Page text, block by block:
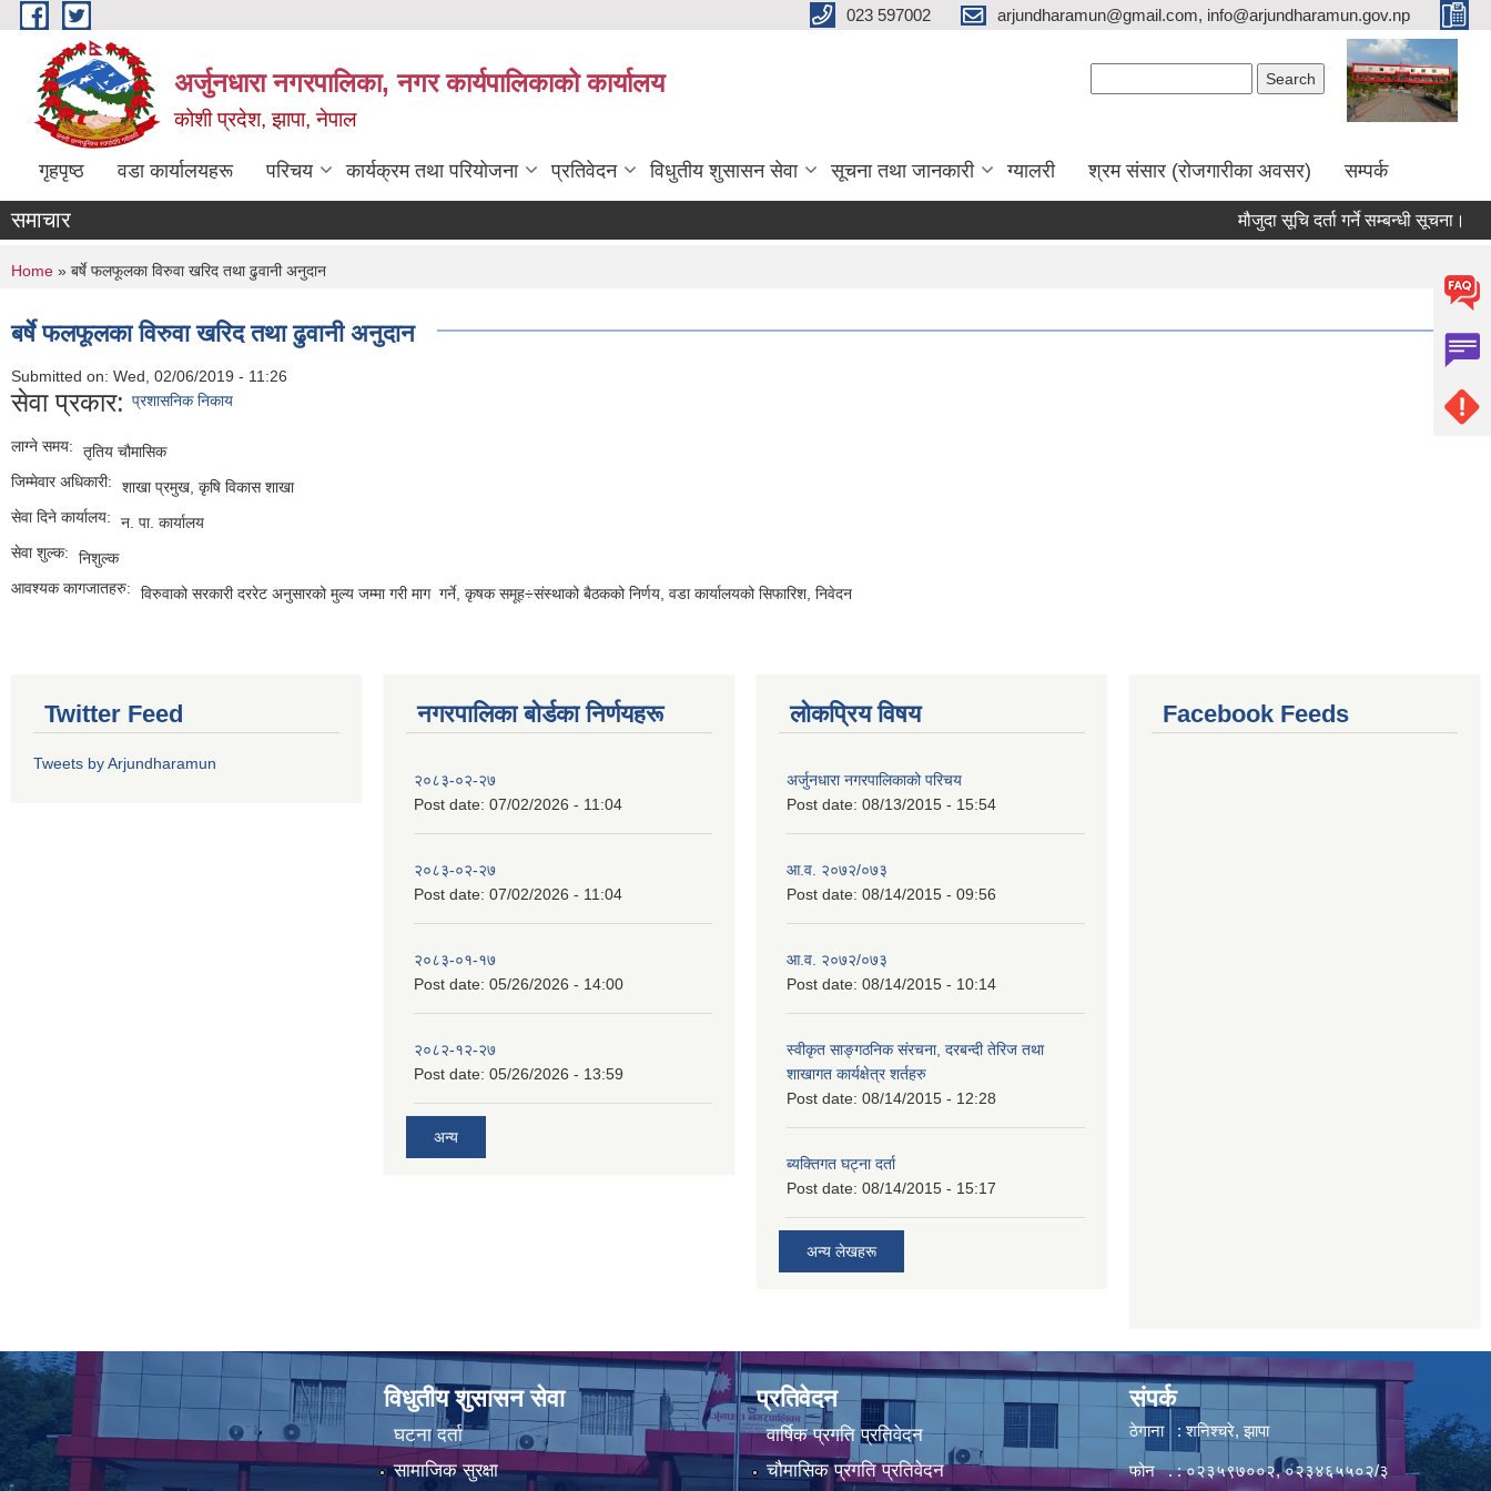
Skip to main content 023 597002 arjundharamun@gmail.com, info@arjundharamun.gov.np
अर्जुनधारा नगरपालिका, नगर कार्यपालिकाको कार्यालय
कोशी प्रदेश, झापा, नेपाल
गृहपृष्ठ वडा कार्यालयहरू परिचय कार्यक्रम तथा परियोजना प्रतिवेदन विधुतीय शुसासन सेवा सूचना तथा जानकारी ग्यालरी श्रम संसार (रोजगारीका अवसर) सम्पर्क
समाचार मौजुदा सूचि दर्ता गर्ने सम्बन्धी सूचना।
You are here
Home » बर्षे फलफूलका विरुवा खरिद तथा ढुवानी अनुदान
बर्षे फलफूलका विरुवा खरिद तथा ढुवानी अनुदान
Submitted on: Wed, 02/06/2019 - 11:26
सेवा प्रकार: प्रशासनिक निकाय
लाग्ने समय:
तृतिय चौमासिक
जिम्मेवार अधिकारी:
शाखा प्रमुख, कृषि विकास शाखा
सेवा दिने कार्यालय:
न. पा. कार्यालय
सेवा शुल्क:
निशुल्क
आवश्यक कागजातहरु:
विरुवाको सरकारी दररेट अनुसारको मुल्य जम्मा गरी माग गर्ने, कृषक समूह÷संस्थाको बैठकको निर्णय, वडा कार्यालयको सिफारिश, निवेदन
Twitter Feed
Tweets by Arjundharamun
नगरपालिका बाेर्डका निर्णयहरू
२०८३-०२-२७
Post date: 07/02/2026 - 11:04
२०८३-०२-२७
Post date: 07/02/2026 - 11:04
२०८३-०१-१७
Post date: 05/26/2026 - 14:00
२०८२-१२-२७
Post date: 05/26/2026 - 13:59
अन्य
लोकप्रिय विषय
अर्जुनधारा नगरपालिकाको परिचय
Post date: 08/13/2015 - 15:54
आ.व. २०७२/०७३
Post date: 08/14/2015 - 09:56
आ.व. २०७२/०७३
Post date: 08/14/2015 - 10:14
स्वीकृत साङ्गठनिक संरचना, दरबन्दी तेरिज तथा
शाखागत कार्यक्षेत्र शर्तहरु
Post date: 08/14/2015 - 12:28
ब्यक्तिगत घट्ना दर्ता
Post date: 08/14/2015 - 15:17
अन्य लेखहरू
Facebook Feeds
विधुतीय शुसासन सेवा
घटना दर्ता
सामाजिक सुरक्षा
प्रतिवेदन
वार्षिक प्रगति प्रतिवेदन
चौमासिक प्रगति प्रतिवेदन
संपर्क
ठेगाना : शनिश्चरे, झापा
फोन . : ०२३५९७००२, ०२३४६५५०२/३